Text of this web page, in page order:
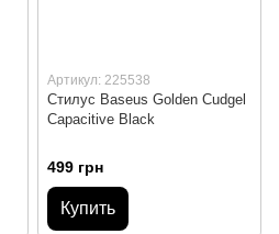
Артикул: 225538
Стилус Baseus Golden Cudgel
Capacitive Black
499 грн
Купить